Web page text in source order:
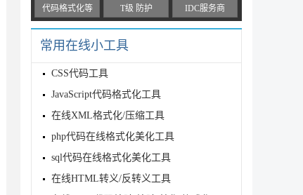
代码格式化等 T级 防护 IDC服务商
常用在线小工具
CSS代码工具
JavaScript代码格式化工具
在线XML格式化/压缩工具
php代码在线格式化美化工具
sql代码在线格式化美化工具
在线HTML转义/反转义工具